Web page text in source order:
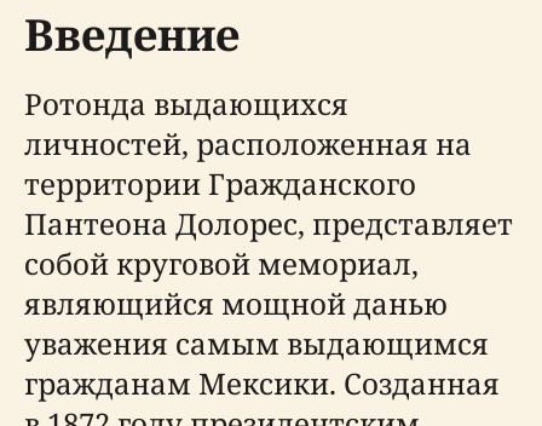
Введение
Ротонда выдающихся
личностей, расположенная на
территории Гражданского
Пантеона Долорес, представляет
собой круговой мемориал,
являющийся мощной данью
уважения самым выдающимся
гражданам Мексики. Созданная